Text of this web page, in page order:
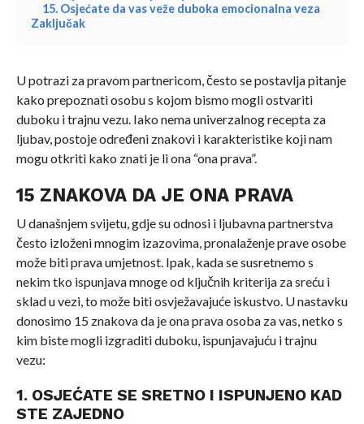
15. Osjećate da vas veže duboka emocionalna veza
Zaključak
U potrazi za pravom partnericom, često se postavlja pitanje
kako prepoznati osobu s kojom bismo mogli ostvariti
duboku i trajnu vezu. Iako nema univerzalnog recepta za
ljubav, postoje određeni znakovi i karakteristike koji nam
mogu otkriti kako znati je li ona “ona prava”.
15 ZNAKOVA DA JE ONA PRAVA
U današnjem svijetu, gdje su odnosi i ljubavna partnerstva
često izloženi mnogim izazovima, pronalaženje prave osobe
može biti prava umjetnost. Ipak, kada se susretnemo s
nekim tko ispunjava mnoge od ključnih kriterija za sreću i
sklad u vezi, to može biti osvježavajuće iskustvo. U nastavku
donosimo 15 znakova da je ona prava osoba za vas, netko s
kim biste mogli izgraditi duboku, ispunjavajuću i trajnu
vezu:
1. OSJEĆATE SE SRETNO I ISPUNJENO KAD
STE ZAJEDNO